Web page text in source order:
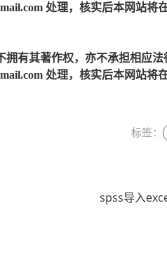
处理，核实后本网站将
有其著作权，亦不承担相应
处理，核实后本网站将
标签：
spss导入